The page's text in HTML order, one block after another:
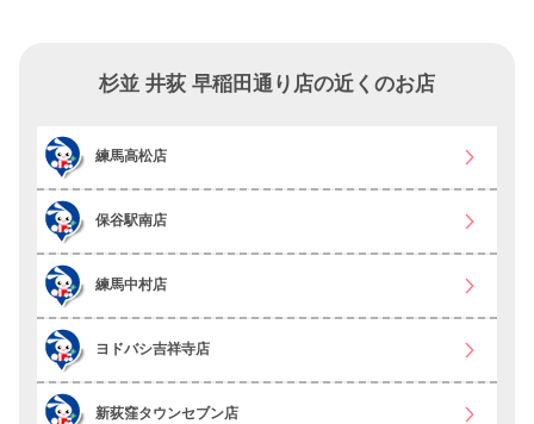
杉並 井荻 早稲田通り店の近くのお店
練馬高松店
保谷駅南店
練馬中村店
ヨドバシ吉祥寺店
新荻窪タウンセブン店